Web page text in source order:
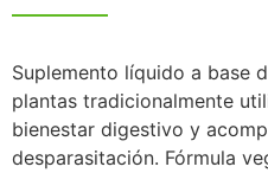
Suplemento líquido a base
plantas tradicionalmente
bienestar digestivo y
desparasitación. Fórmula